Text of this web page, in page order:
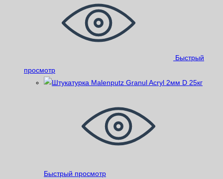
Быстрый
просмотр
Быстрый просмотр